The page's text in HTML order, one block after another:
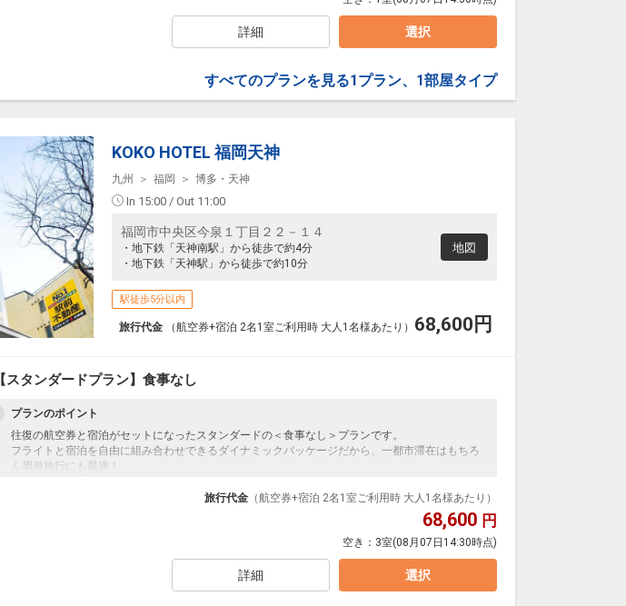
要事前予約となりますので、詳しくは直接ホテルへお問い合わせください。
詳細 選択
すべてのプランを見る1プラン、1部屋タイプ
KOKO HOTEL 福岡天神
九州 福岡 博多・天神
In 15:00 / Out 11:00
福岡市中央区今泉１丁目２２－１４
・地下鉄「天神南駅」から徒歩で約4分
・地下鉄「天神駅」から徒歩で約10分
地図
駅徒歩5分以内
旅行代金 （航空券+宿泊 2名1室ご利用時 大人1名様あたり） 68,600 円
【スタンダードプラン】食事なし
プランのポイント
往復の航空券と宿泊がセットになったスタンダードの＜食事なし＞プランです。
フライトと宿泊を自由に組み合わせできるダイナミックパッケージだから、一都市滞在はもちろ
ん周遊旅行にも最適！
JALマイレージ会員の方にはフライトマイルが50%貯まります。
旅行代金 （航空券+宿泊 2名1室ご利用時 大人1名様あたり）
68,600 円
空き： 3室(08月07日14:30時点)
詳細 選択